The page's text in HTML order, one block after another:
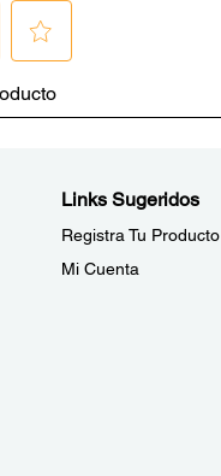
Links Sugeridos
Registra Tu Producto
Mi Cuenta